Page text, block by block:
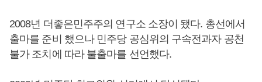
2008년 더좋은민주주의 연구소 소장이 됐다. 총선에서
출마를 준비 했으나 민주당 공심위의 구속전과자 공천
불가 조치에 따라 불출마를 선언했다.